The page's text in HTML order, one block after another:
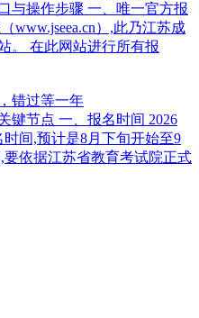
与操作步骤 一、唯一官方报
www.jseea.cn）,此乃江苏成
。 在此网站进行所有报
错过等一年
键节点 一、报名时间 2026
间,预计是8月下旬开始至9
要依据江苏省教育考试院正式